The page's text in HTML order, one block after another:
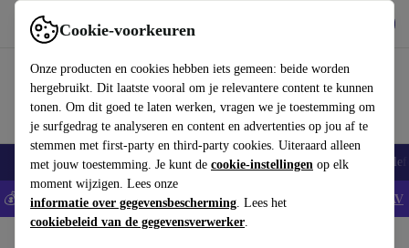
Cookie-voorkeuren
Onze producten en cookies hebben iets gemeen: beide worden
hergebruikt. Dit laatste vooral om je relevantere content te kunnen
tonen. Om dit goed te laten werken, vragen we je toestemming om
je surfgedrag te analyseren en content en advertenties op jou af te
stemmen met first-party en third-party cookies. Uiteraard alleen
met jouw toestemming. Je kunt de cookie-instellingen op elk
moment wijzigen. Lees onze
informatie over gegevensbescherming. Lees het
cookiebeleid van de gegevensverwerker.
Gebruik refurbed snel en eenvoudig
Smartphones Laptops Tablets Smartwatches Accessoires
💰Bespaar 5% EXTRA op alle iPhones - Code: IPHONEDEAL - AV